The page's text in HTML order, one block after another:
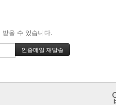
을 수 있습니다.